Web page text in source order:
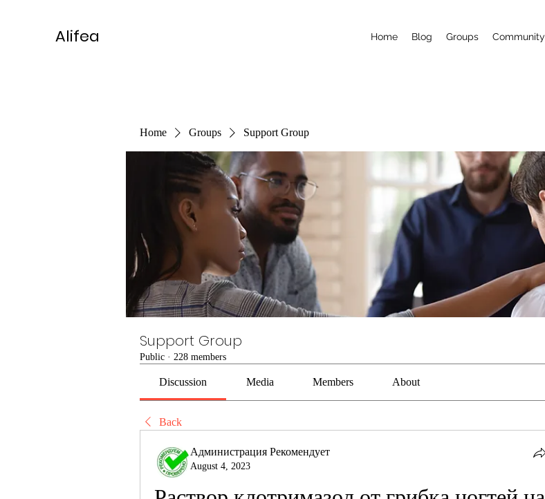
Alifea Home Blog Groups Community
Home Groups Support Group
Support Group
Public · 228 members
Discussion Media Members About
Back
Администрация Рекомендует
August 4, 2023